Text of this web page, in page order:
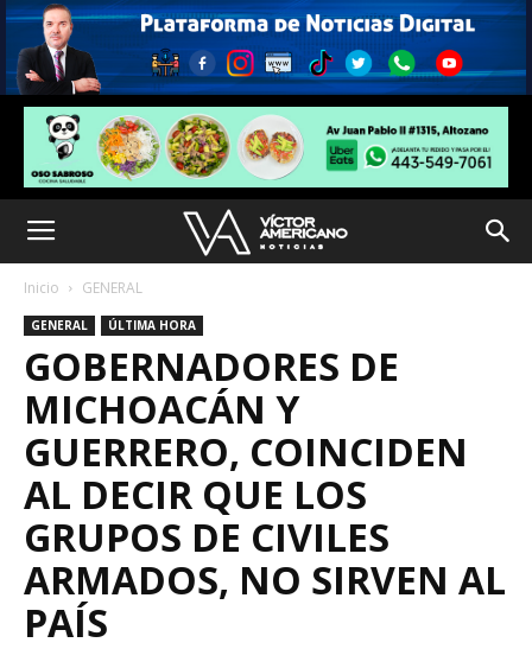
Inicio GENERAL
GENERAL ÚLTIMA HORA
GOBERNADORES DE
MICHOACÁN Y
GUERRERO, COINCIDEN
AL DECIR QUE LOS
GRUPOS DE CIVILES
ARMADOS, NO SIRVEN AL
PAÍS